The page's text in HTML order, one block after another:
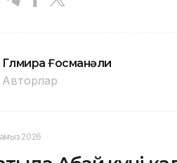
Гүлмира Ғосманәли
Авторлар
2026